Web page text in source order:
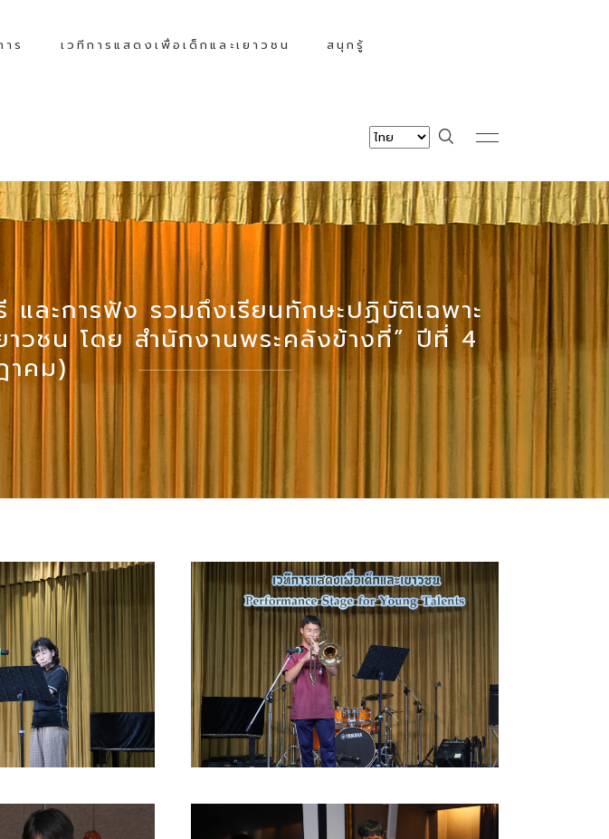
ร เวทีการแสดงเพื่อเด็กและเยาวชน สนุกรู้
ละการฟัง รวมถึงเรียนทักษะปฏิบัติเฉพาะ
วชน โดย สำนักงานพระคลังข้างที่” ปีที่ 4
าคม)